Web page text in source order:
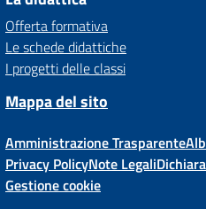
Offerta formativa
Le schede didattiche
I progetti delle classi
Mappa del sito
Amministrazione Trasparente
Privacy PolicyNote Legali
Gestione cookie